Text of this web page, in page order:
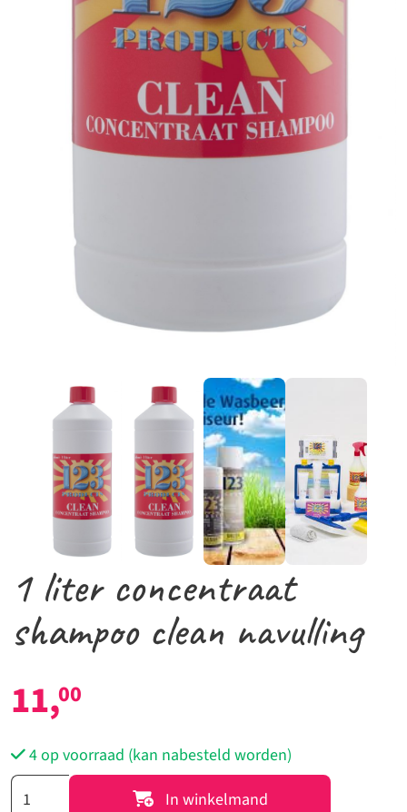
1 liter concentraat
shampoo clean navulling
11,00
4 op voorraad (kan nabesteld worden)
1
In winkelmand